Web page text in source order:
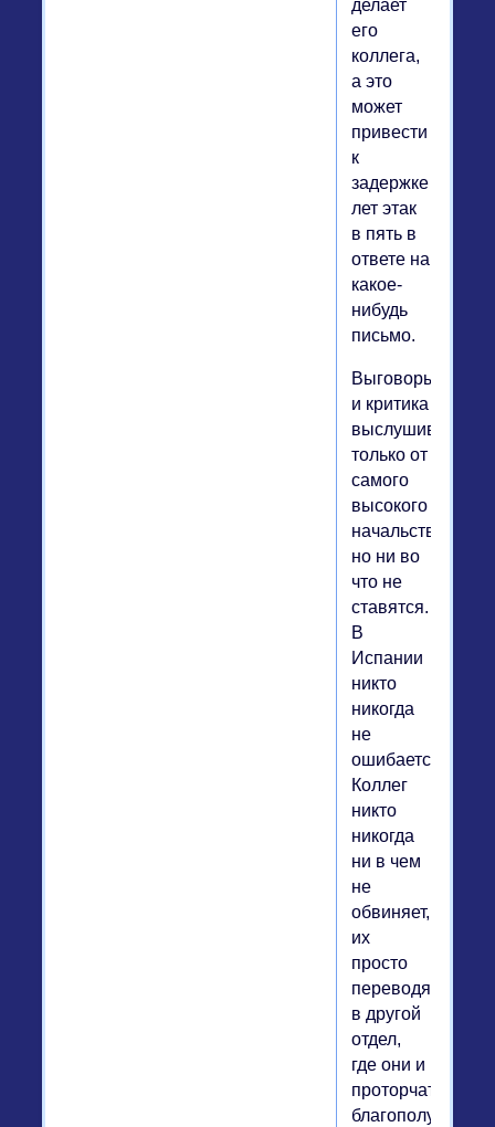
делает
его
коллега,
а это
может
привести
к
задержке
лет этак
в пять в
ответе на
какое-
нибудь
письмо.
Выговоры
и критика
выслушиваются
только от
самого
высокого
начальства,
но ни во
что не
ставятся.
В
Испании
никто
никогда
не
ошибается.
Коллег
никто
никогда
ни в чем
не
обвиняет,
их
просто
переводят
в другой
отдел,
где они и
проторчат
благополучно